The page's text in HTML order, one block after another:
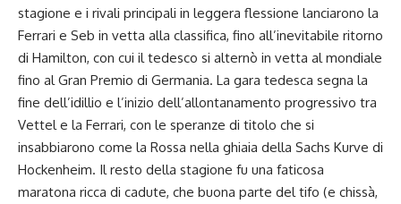
stagione e i rivali principali in leggera flessione lanciarono la
Ferrari e Seb in vetta alla classifica, fino all’inevitabile ritorno
di Hamilton, con cui il tedesco si alternò in vetta al mondiale
fino al Gran Premio di Germania. La gara tedesca segna la
fine dell’idillio e l’inizio dell’allontanamento progressivo tra
Vettel e la Ferrari, con le speranze di titolo che si
insabbiarono come la Rossa nella ghiaia della Sachs Kurve di
Hockenheim. Il resto della stagione fu una faticosa
maratona ricca di cadute, che buona parte del tifo (e chissà,